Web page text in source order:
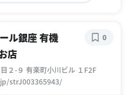
ル銀座 有機
店
２-９ 有楽町小川ビル １F2F
strJ003365943/
0